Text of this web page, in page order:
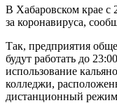
В Хабаровском крае с
за коронавируса,
Так, предприятия
будут работать до
использование
колледжи,
дистанционный